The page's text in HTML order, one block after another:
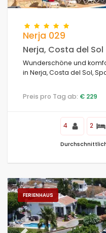
Nerja 029
Nerja, Costa del Sol
Wunderschöne und komfortable Villa
in Nerja, Costa del Sol,
Preis pro Tag ab: € 229
4 2
FERIENHAUS